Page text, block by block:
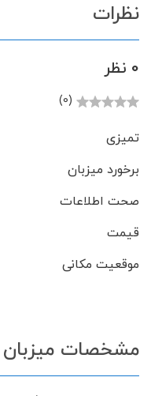
نظرات
0 نظر
(0)
تمیزی
برخورد میزبان
صحت اطلاعات
قیمت
موقعیت مکانی
مشخصات میزبان